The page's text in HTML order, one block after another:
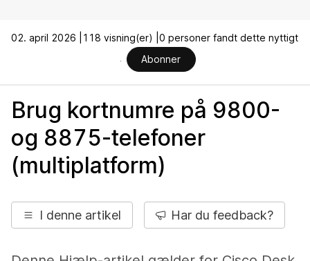
02. april 2026 | 118 visning(er) | 0 personer fandt dette nyttigt
Abonner
Brug kortnumre på 9800-
og 8875-telefoner
(multiplatform)
I denne artikel Har du feedback?